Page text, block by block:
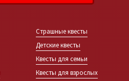
Страшные квесты
Детские квесты
Квесты для семьи
Квесты для взрослых